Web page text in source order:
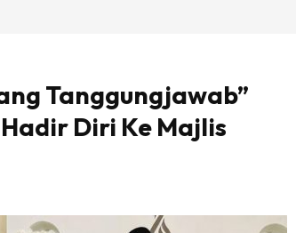
Tanggungjawab”
Diri Ke Majlis